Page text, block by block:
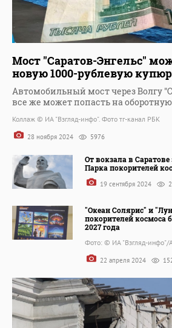
Мост "Саратов-Энгельс"
новую 1000-рублевую
Автомобильный мост через Волгу
все же может попасть на оборотную
Коллаж © ИА "Взгляд-инфо". Фото тг-канал РБК
28 ноября 2024 5976
От вокзала в Саратове
Парка покорителей
19 сентября 2024
"Океан Солярис" и
покорителей космоса
2027 года
Фото: © ИА "Взгляд-инфо"/
22 апреля 2024